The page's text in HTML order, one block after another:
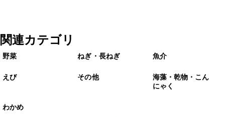
関連カテゴリ
野菜 ねぎ・長ねぎ 魚介
えび その他
海藻・乾物・こん
にゃく
わかめ